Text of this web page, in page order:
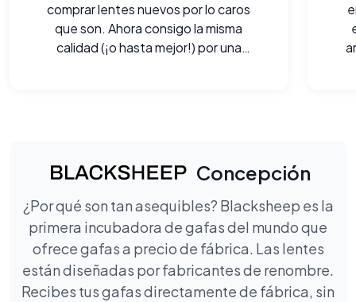
comprar lentes nuevos por lo caros
que son. Ahora consigo la misma
calidad (¡o hasta mejor!) por una
Concepción
¿Por qué son tan asequibles? Blacksheep es la
primera incubadora de gafas del mundo que
ofrece gafas a precio de fábrica. Las lentes
están diseñadas por fabricantes de renombre.
Recibes tus gafas directamente de fábrica, sin